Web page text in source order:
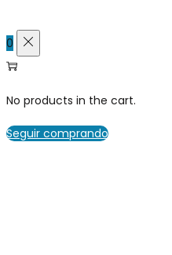
0
No products in the cart.
Seguir comprando